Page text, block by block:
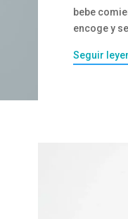
bebe
encoge y
Seguir